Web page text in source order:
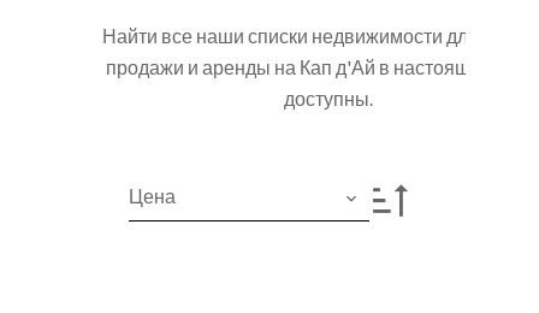
Найти все наши списки недвижимости для
продажи и аренды на Кап д'Ай в настоящее
доступны.
Цена